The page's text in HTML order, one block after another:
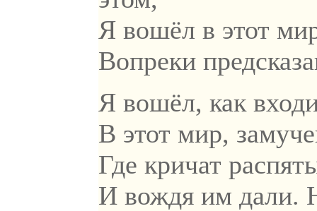
Я вошёл в этот
Вопреки
Я вошёл, как
В этот мир,
Где кричат
И вождя им дали.